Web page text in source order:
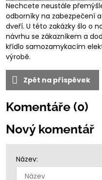
Nechcete neustále
odborníky na zabezpečení
dveří. U této zakázky šlo o
návrhu se zákazníkem a
křídlo samozamykacím
výrobě.
Zpět na příspěvek
Komentáře (0)
Nový komentář
Název: